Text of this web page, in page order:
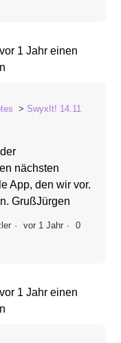
vor 1 Jahr einen
SwyxIt! 14.11
nächsten
App, den wir vor.
GrußJürgen
vor 1 Jahr
0
vor 1 Jahr einen